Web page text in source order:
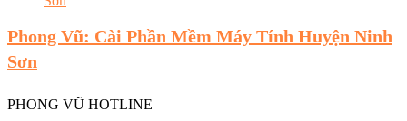
Phong Vũ: Cài Phần Mềm Máy Tính Huyện Ninh
Sơn
PHONG VŨ HOTLINE